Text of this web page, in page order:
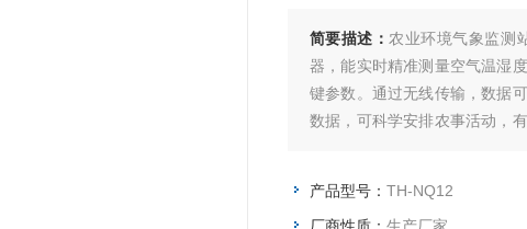
简要描述： 农业环境气象监测
器，能实时精准测量空气温湿
键参数。通过无线传输，数据
数据，可科学安排农事活动，
产品型号： TH-NQ12